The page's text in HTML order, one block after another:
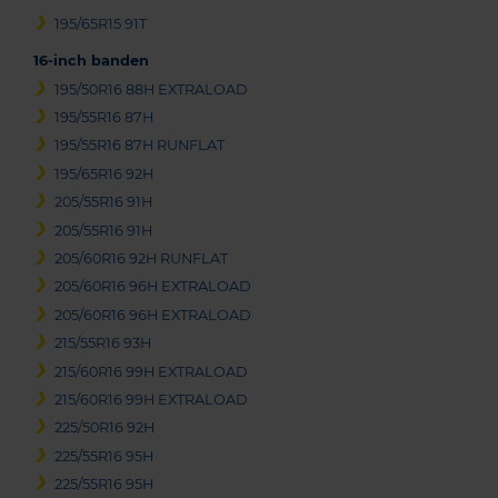
195/65R15 91T
16-inch banden
195/50R16 88H EXTRALOAD
195/55R16 87H
195/55R16 87H RUNFLAT
195/65R16 92H
205/55R16 91H
205/55R16 91H
205/60R16 92H RUNFLAT
205/60R16 96H EXTRALOAD
205/60R16 96H EXTRALOAD
215/55R16 93H
215/60R16 99H EXTRALOAD
215/60R16 99H EXTRALOAD
225/50R16 92H
225/55R16 95H
225/55R16 95H